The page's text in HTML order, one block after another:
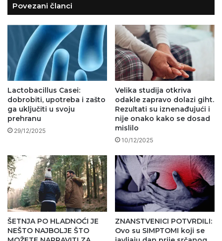
Povezani članci
Lactobacillus Casei:
dobrobiti, upotreba i zašto
ga uključiti u svoju
prehranu
29/12/2025
Velika studija otkriva
odakle zapravo dolazi giht.
Rezultati su iznenađujući i
nije onako kako se dosad
mislilo
10/12/2025
ŠETNJA PO HLADNOĆI JE
NEŠTO NAJBOLJE ŠTO
ZNANSTVENICI POTVRDILI:
Ovo su SIMPTOMI koji se